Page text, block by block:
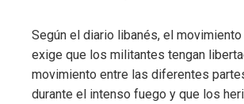
Según el diario libanés, el
exige que los militantes tengan
movimiento entre las diferentes
durante el intenso fuego y que los